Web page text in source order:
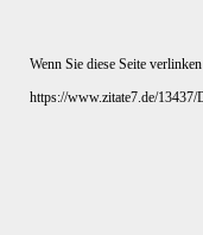
Wenn Sie diese Seite
https://www.zitate7.de/